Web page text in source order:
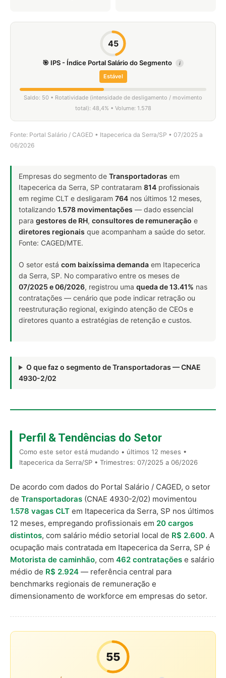
45
🎯 IPS - Índice Portal Salário do Segmento i
Estável
Saldo: 50 • Rotatividade (intensidade de desligamento / movimento
total): 48,4% • Volume: 1.578
Fonte: Portal Salário / CAGED • Itapecerica da Serra/SP • 07/2025 a
06/2026
Empresas do segmento de Transportadoras em
Itapecerica da Serra, SP contrataram 814 profissionais
em regime CLT e desligaram 764 nos últimos 12 meses,
totalizando 1.578 movimentações — dado essencial
para gestores de RH, consultores de remuneração e
diretores regionais que acompanham a saúde do setor.
Fonte: CAGED/MTE.
O setor está com baixíssima demanda em Itapecerica
da Serra, SP. No comparativo entre os meses de
07/2025 e 06/2026, registrou uma queda de 13.41% nas
contratações — cenário que pode indicar retração ou
reestruturação regional, exigindo atenção de CEOs e
diretores quanto a estratégias de retenção e custos.
O que faz o segmento de Transportadoras — CNAE
4930-2/02
Perfil & Tendências do Setor
Como este setor está mudando • últimos 12 meses •
Itapecerica da Serra/SP • Trimestres: 07/2025 a 06/2026
De acordo com dados do Portal Salário / CAGED, o setor
de Transportadoras (CNAE 4930-2/02) movimentou
1.578 vagas CLT em Itapecerica da Serra, SP nos últimos
12 meses, empregando profissionais em 20 cargos
distintos, com salário médio setorial local de R$ 2.600. A
ocupação mais contratada em Itapecerica da Serra, SP é
Motorista de caminhão, com 462 contratações e salário
médio de R$ 2.924 — referência central para
benchmarks regionais de remuneração e
dimensionamento de workforce em empresas do setor.
55